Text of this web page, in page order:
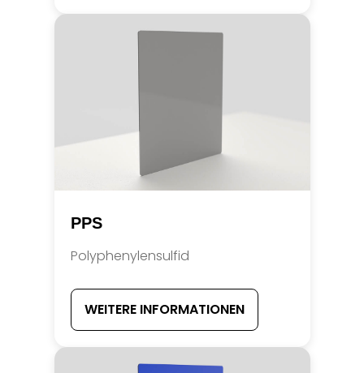
PPS
Polyphenylensulfid
WEITERE INFORMATIONEN